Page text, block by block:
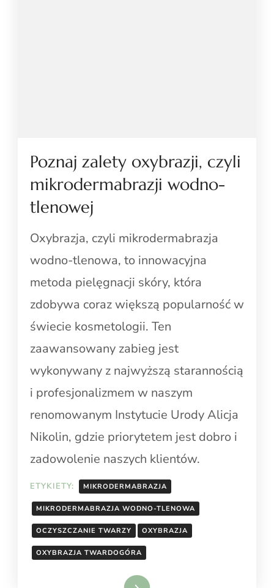
Poznaj zalety oxybrazji, czyli
mikrodermabrazji wodno-
tlenowej
Oxybrazja, czyli mikrodermabrazja
wodno-tlenowa, to innowacyjna
metoda pielęgnacji skóry, która
zdobywa coraz większą popularność w
świecie kosmetologii. Ten
zaawansowany zabieg jest
wykonywany z najwyższą starannością
i profesjonalizmem w naszym
renomowanym Instytucie Urody Alicja
Nikolin, gdzie priorytetem jest dobro i
zadowolenie naszych klientów.
ETYKIETY: MIKRODERMABRAZJA
MIKRODERMABRAZJA WODNO-TLENOWA
OCZYSZCZANIE TWARZY OXYBRAZJA
OXYBRAZJA TWARDOGÓRA